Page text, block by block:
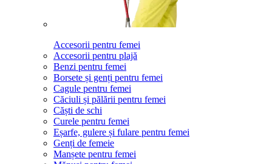
Accesorii pentru femei
Accesorii pentru plajă
Benzi pentru femei
Borsete și genți pentru femei
Cagule pentru femei
Căciuli și pălării pentru femei
Căști de schi
Curele pentru femei
Eșarfe, gulere și fulare pentru femei
Genți de femeie
Manșete pentru femei